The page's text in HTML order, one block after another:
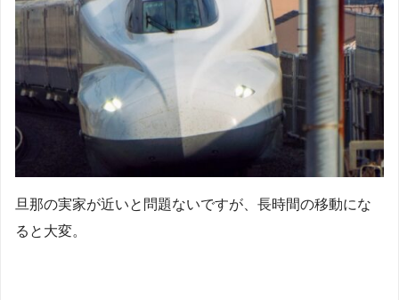
旦那の実家が近いと問題ないですが、長時間の移動にな
ると大変。